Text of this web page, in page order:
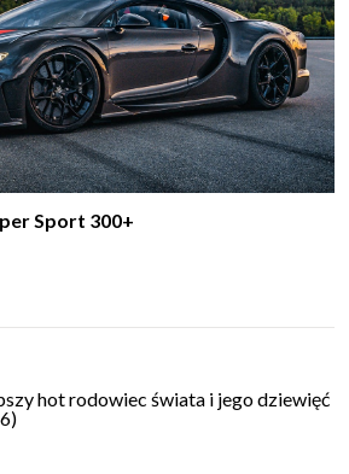
Sport 300+
hot rodowiec świata i jego dziewięć